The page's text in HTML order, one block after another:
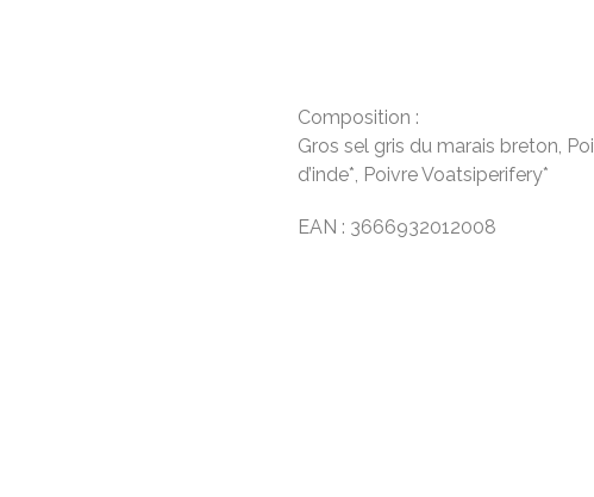
Composition :
Gros sel gris du marais breton,
d’inde*, Poivre Voatsiperifery*
EAN : 3666932012008